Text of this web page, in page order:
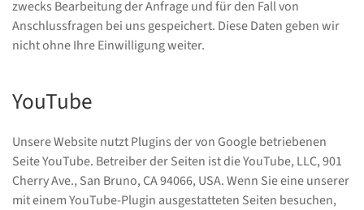
zwecks Bearbeitung der Anfrage und für den Fall von
Anschlussfragen bei uns gespeichert. Diese Daten geben wir
nicht ohne Ihre Einwilligung weiter.
YouTube
Unsere Website nutzt Plugins der von Google betriebenen
Seite YouTube. Betreiber der Seiten ist die YouTube, LLC, 901
Cherry Ave., San Bruno, CA 94066, USA. Wenn Sie eine unserer
mit einem YouTube-Plugin ausgestatteten Seiten besuchen,